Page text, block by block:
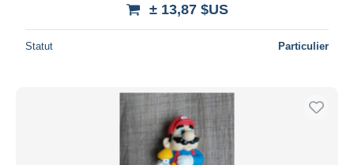
± 13,87 $US
Statut Particulier